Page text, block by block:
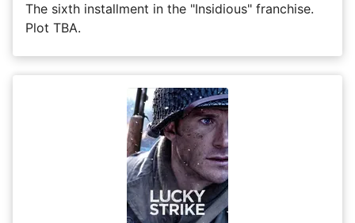
The sixth installment in the "Insidious" franchise.
Plot TBA.